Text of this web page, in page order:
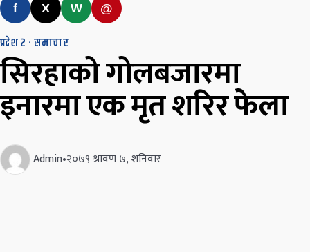
f X W @
प्रदेश २ · समाचार
सिरहाको गोलबजारमा
इनारमा एक मृत शरिर फेला
Admin•२०७९ श्रावण ७, शनिवार